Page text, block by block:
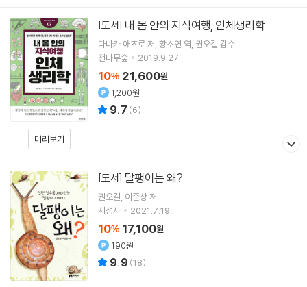
미리보기
[도서] 내 몸 안의 지식여행, 인체생리학
다나카 애츠로 저 황소연 역 권오길 감수
전나무숲
2019.9.27.
10% 21,600원
1,200원
9.7 (6)
[도서] 달팽이는 왜?
권오길 이준상저
지성사
2021.7.19.
10% 17,100원
190원
9.9 (18)